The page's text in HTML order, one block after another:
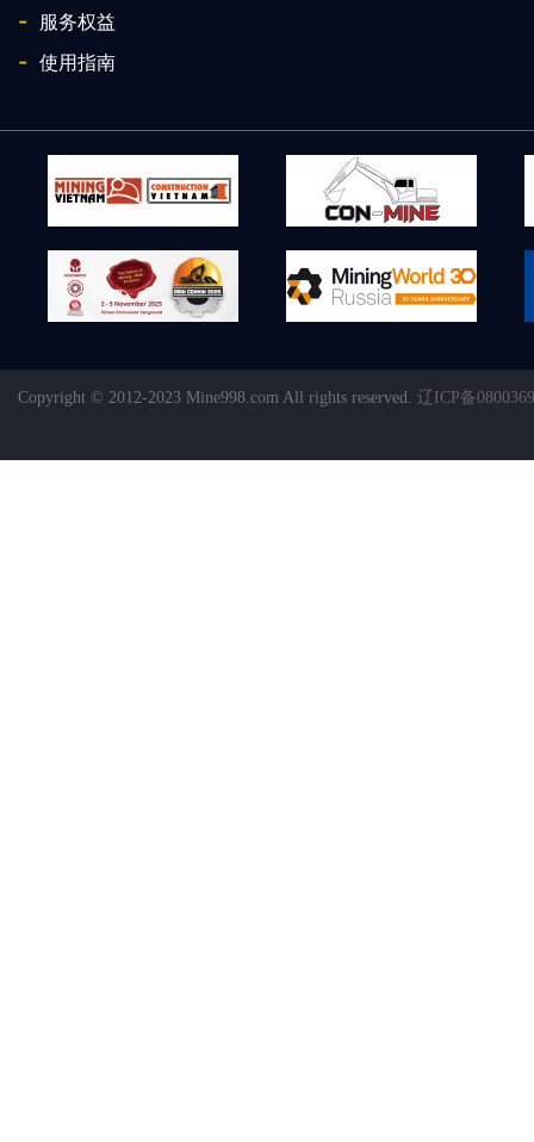
- 服务权益
- 使用指南
Copyright © 2012-2023 Mine998.com All rights reserved. 辽ICP备